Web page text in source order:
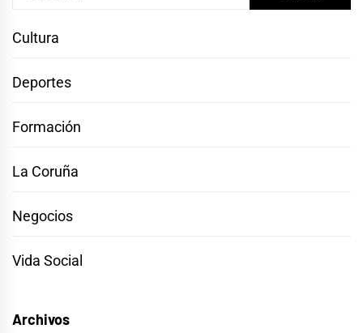
Cultura
Deportes
Formación
La Coruña
Negocios
Vida Social
Archivos